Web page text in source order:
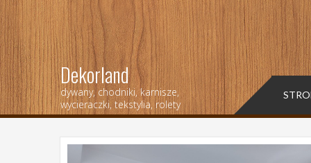
Dekorland
dywany, chodniki, karnisze,
wycieraczki, tekstylia, rolety